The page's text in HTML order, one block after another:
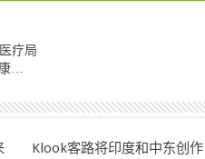
疗局
…
Klook客路将印度和中东创作